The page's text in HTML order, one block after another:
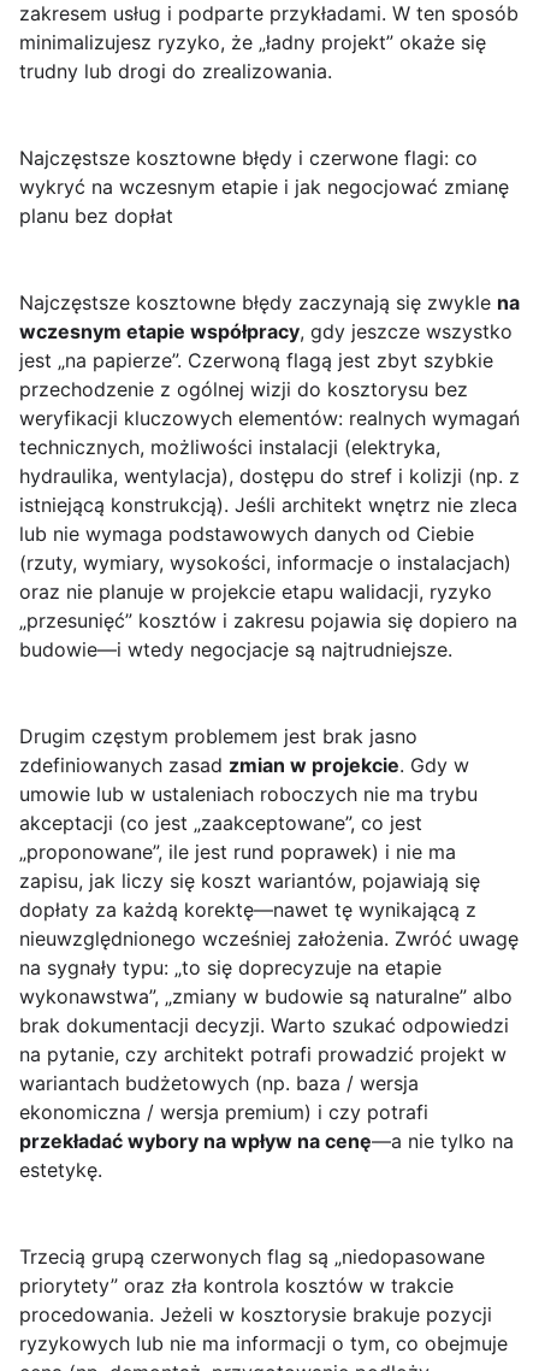
zakresem usług i podparte przykładami. W ten sposób
minimalizujesz ryzyko, że „ładny projekt” okaże się
trudny lub drogi do zrealizowania.
Najczęstsze kosztowne błędy i czerwone flagi: co
wykryć na wczesnym etapie i jak negocjować zmianę
planu bez dopłat
Najczęstsze kosztowne błędy zaczynają się zwykle na
wczesnym etapie współpracy, gdy jeszcze wszystko
jest „na papierze”. Czerwoną flagą jest zbyt szybkie
przechodzenie z ogólnej wizji do kosztorysu bez
weryfikacji kluczowych elementów: realnych wymagań
technicznych, możliwości instalacji (elektryka,
hydraulika, wentylacja), dostępu do stref i kolizji (np. z
istniejącą konstrukcją). Jeśli architekt wnętrz nie zleca
lub nie wymaga podstawowych danych od Ciebie
(rzuty, wymiary, wysokości, informacje o instalacjach)
oraz nie planuje w projekcie etapu walidacji, ryzyko
„przesunięć” kosztów i zakresu pojawia się dopiero na
budowie—i wtedy negocjacje są najtrudniejsze.
Drugim częstym problemem jest brak jasno
zdefiniowanych zasad zmian w projekcie. Gdy w
umowie lub w ustaleniach roboczych nie ma trybu
akceptacji (co jest „zaakceptowane”, co jest
„proponowane”, ile jest rund poprawek) i nie ma
zapisu, jak liczy się koszt wariantów, pojawiają się
dopłaty za każdą korektę—nawet tę wynikającą z
nieuwzględnionego wcześniej założenia. Zwróć uwagę
na sygnały typu: „to się doprecyzuje na etapie
wykonawstwa”, „zmiany w budowie są naturalne” albo
brak dokumentacji decyzji. Warto szukać odpowiedzi
na pytanie, czy architekt potrafi prowadzić projekt w
wariantach budżetowych (np. baza / wersja
ekonomiczna / wersja premium) i czy potrafi
przekładać wybory na wpływ na cenę—a nie tylko na
estetykę.
Trzecią grupą czerwonych flag są „niedopasowane
priorytety” oraz zła kontrola kosztów w trakcie
procedowania. Jeżeli w kosztorysie brakuje pozycji
ryzykowych lub nie ma informacji o tym, co obejmuje